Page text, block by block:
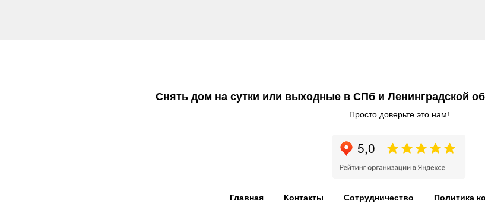
Снять дом на сутки или выходные в СПб и Ленинградской
Просто доверьте это нам!
Главная Контакты Сотрудничество Политика